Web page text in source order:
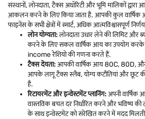
संस्थानों, लोनदाता, टैक्स अथॉरिटी और भूमि मालिकों द्वारा
आकलन करने के लिए किया जाता है. आपकी कुल वार्षिक
फाइनेंस के सभी क्षेत्रों में स्मार्ट, अधिक आत्मविश्वासपूर्ण
लोन योग्यता:लोनदाता उधार लेने की लिमिट और
करने के लिए सकल वार्षिक आय का उपयोग
income रेशियो की गणना करते हैं.
टैक्स देयता:आपकी वार्षिक आय 80C, 80D,
आपके लागू टैक्स स्लैब, योग्य कटौतियां और छूट की
है.
रिटायरमेंट और इन्वेस्टमेंट प्लानिंग:अपनी
वास्तविक बचत दर निर्धारित करने और भविष्य
के साथ इन्वेस्टमेंट को संरेखित करने में मदद